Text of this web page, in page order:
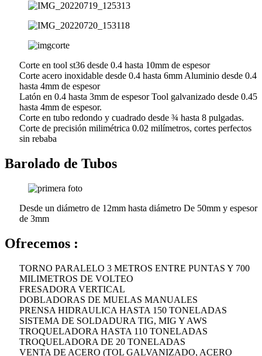
Corte en tool st36 desde 0.4 hasta 10mm de espesor
Corte acero inoxidable desde 0.4 hasta 6mm Aluminio desde 0.4
hasta 4mm de espesor
Latón en 0.4 hasta 3mm de espesor Tool galvanizado desde 0.45
hasta 4mm de espesor.
Corte en tubo redondo y cuadrado desde ¾ hasta 8 pulgadas.
Corte de precisión milimétrica 0.02 milímetros, cortes perfectos
sin rebaba
Barolado de Tubos
Desde un diámetro de 12mm hasta diámetro De 50mm y espesor
de 3mm
Ofrecemos :
TORNO PARALELO 3 METROS ENTRE PUNTAS Y 700
MILIMETROS DE VOLTEO
FRESADORA VERTICAL
DOBLADORAS DE MUELAS MANUALES
PRENSA HIDRAULICA HASTA 150 TONELADAS
SISTEMA DE SOLDADURA TIG, MIG Y AWS
TROQUELADORA HASTA 110 TONELADAS
TROQUELADORA DE 20 TONELADAS
VENTA DE ACERO (TOL GALVANIZADO, ACERO